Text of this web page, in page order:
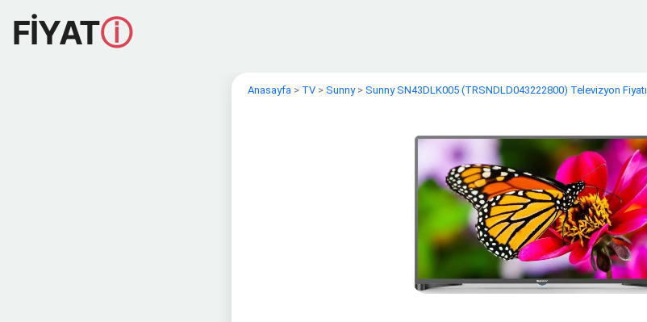
FİYATⓘ
Anasayfa > TV > Sunny> Sunny SN43DLK005 (TRSNDLD043222800) Televizyon Fiyatı